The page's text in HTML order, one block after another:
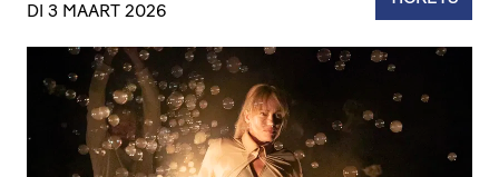
DI 3 MAART 2026